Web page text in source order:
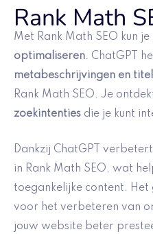
Rank Math
Met Rank Math SEO kun
optimaliseren. ChatGPT
metabeschrijvingen en
Rank Math SEO. Je
zoekintenties die je kunt
Dankzij ChatGPT
in Rank Math SEO, wat
toegankelijke content.
voor het verbeteren van
jouw website beter